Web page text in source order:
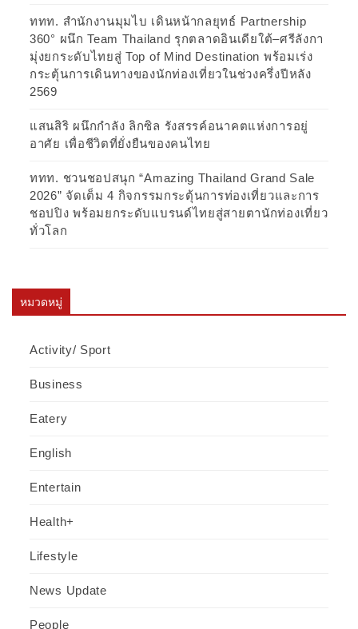
ททท. สำนักงานมุมไบ เดินหน้ากลยุทธ์ Partnership
360° ผนึก Team Thailand รุกตลาดอินเดียใต้–ศรีลังกา
มุ่งยกระดับไทยสู่ Top of Mind Destination พร้อมเร่ง
กระตุ้นการเดินทางของนักท่องเที่ยวในช่วงครึ่งปีหลัง
2569
แสนสิริ ผนึกกำลัง ลิกซิล รังสรรค์อนาคตแห่งการอยู่
อาศัย เพื่อชีวิตที่ยั่งยืนของคนไทย
ททท. ชวนชอปสนุก “Amazing Thailand Grand Sale
2026” จัดเต็ม 4 กิจกรรมกระตุ้นการท่องเที่ยวและการ
ชอปปิง พร้อมยกระดับแบรนด์ไทยสู่สายตานักท่องเที่ยว
ทั่วโลก
หมวดหมู่
Activity/ Sport
Business
Eatery
English
Entertain
Health+
Lifestyle
News Update
People